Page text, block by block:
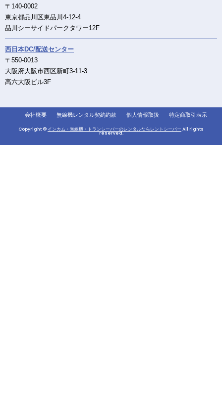
〒140-0002
東京都品川区東品川4-12-4
品川シーサイドパークタワー12F
西日本DC/配送センター
〒550-0013
大阪府大阪市西区新町3-11-3
高六大阪ビル3F
会社概要 無線機レンタル契約約款 個人情報取扱 特定商取引表示
Copyright © インカム・無線機・トランシーバーのレンタルならレントシーバーAll rights
reserved.